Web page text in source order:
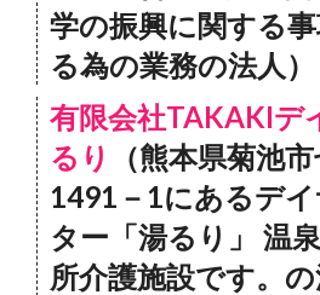
学の振興に関する
る為の業務の法人）
有限会社TAKAKIデ
るり
（熊本県菊池
1491－1にあるデ
ター「湯るり」 温
所介護施設です。の